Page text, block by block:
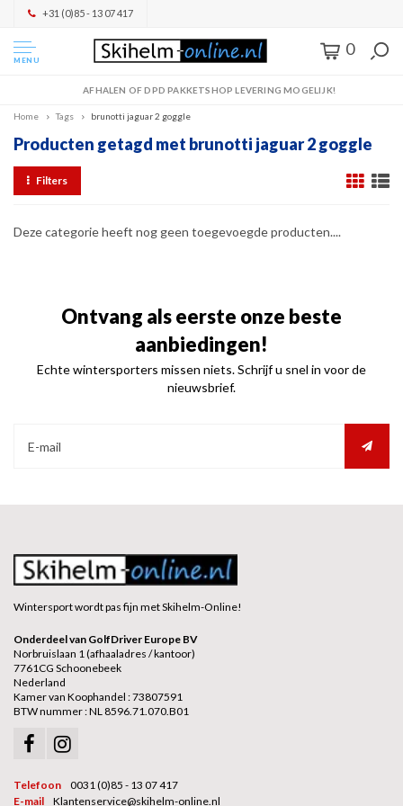
+31 (0)85 - 13 07 417
MENU
0
AFHALEN OF DPD PAKKETSHOP LEVERING MOGELIJK!
Home Tags brunotti jaguar 2 goggle
Producten getagd met brunotti jaguar 2 goggle
Filters
Deze categorie heeft nog geen toegevoegde producten....
Ontvang als eerste onze beste
aanbiedingen!
Echte wintersporters missen niets. Schrijf u snel in voor de
nieuwsbrief.
Wintersport wordt pas fijn met Skihelm-Online!
Onderdeel van GolfDriver Europe BV
Norbruislaan 1 (afhaaladres / kantoor)
7761CG Schoonebeek
Nederland
Kamer van Koophandel : 73807591
BTW nummer : NL 8596.71.070.B01
Telefoon
0031 (0)85 - 13 07 417
E-mail
Klantenservice@skihelm-online.nl